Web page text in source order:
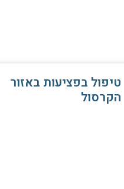
טיפול בפציעות באזור
הקרסול